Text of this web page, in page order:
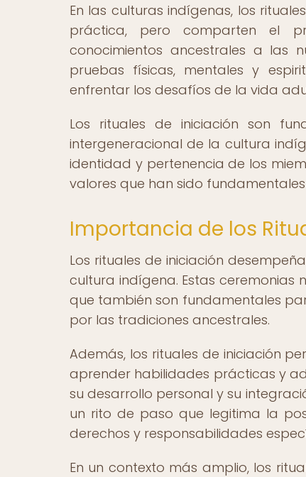
En las culturas indígenas, los
práctica, pero comparten el
conocimientos ancestrales a las
pruebas físicas, mentales y
enfrentar los desafíos de la vida
Los rituales de iniciación son
intergeneracional de la cultura
identidad y pertenencia de los
valores que han sido
Importancia de los
Los rituales de iniciación
cultura indígena. Estas
que también son fundamentales
por las tradiciones ancestrales.
Además, los rituales de iniciación
aprender habilidades prácticas y
su desarrollo personal y su
un rito de paso que legitima la
derechos y responsabilidades
En un contexto más amplio, los